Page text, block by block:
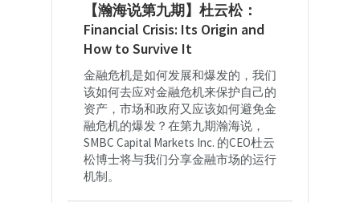
【瀚海说第九期】杜云松：
Financial Crisis: Its Origin and
How to Survive It
金融危机是如何发展和爆发的，我们
该如何去应对金融危机来保护自己的
资产，市场和政府又应该如何避免金
融危机的爆发？在第九期瀚海说，
SMBC Capital Markets Inc. 的CEO杜云
松博士将与我们分享金融市场的运行
机制。